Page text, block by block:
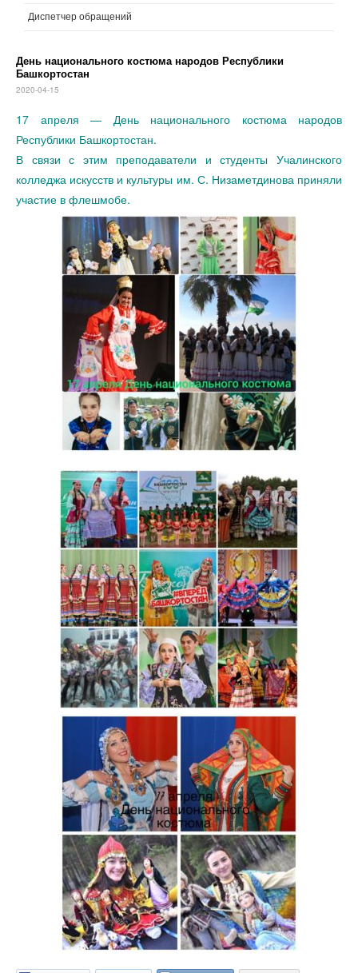
Диспетчер обращений
День национального костюма народов Республики
Башкортостан
2020-04-15
17 апреля — День национального костюма народов
Республики Башкортостан.
В связи с этим преподаватели и студенты Учалинского
колледжа искусств и культуры им. С. Низаметдинова приняли
участие в флешмобе.